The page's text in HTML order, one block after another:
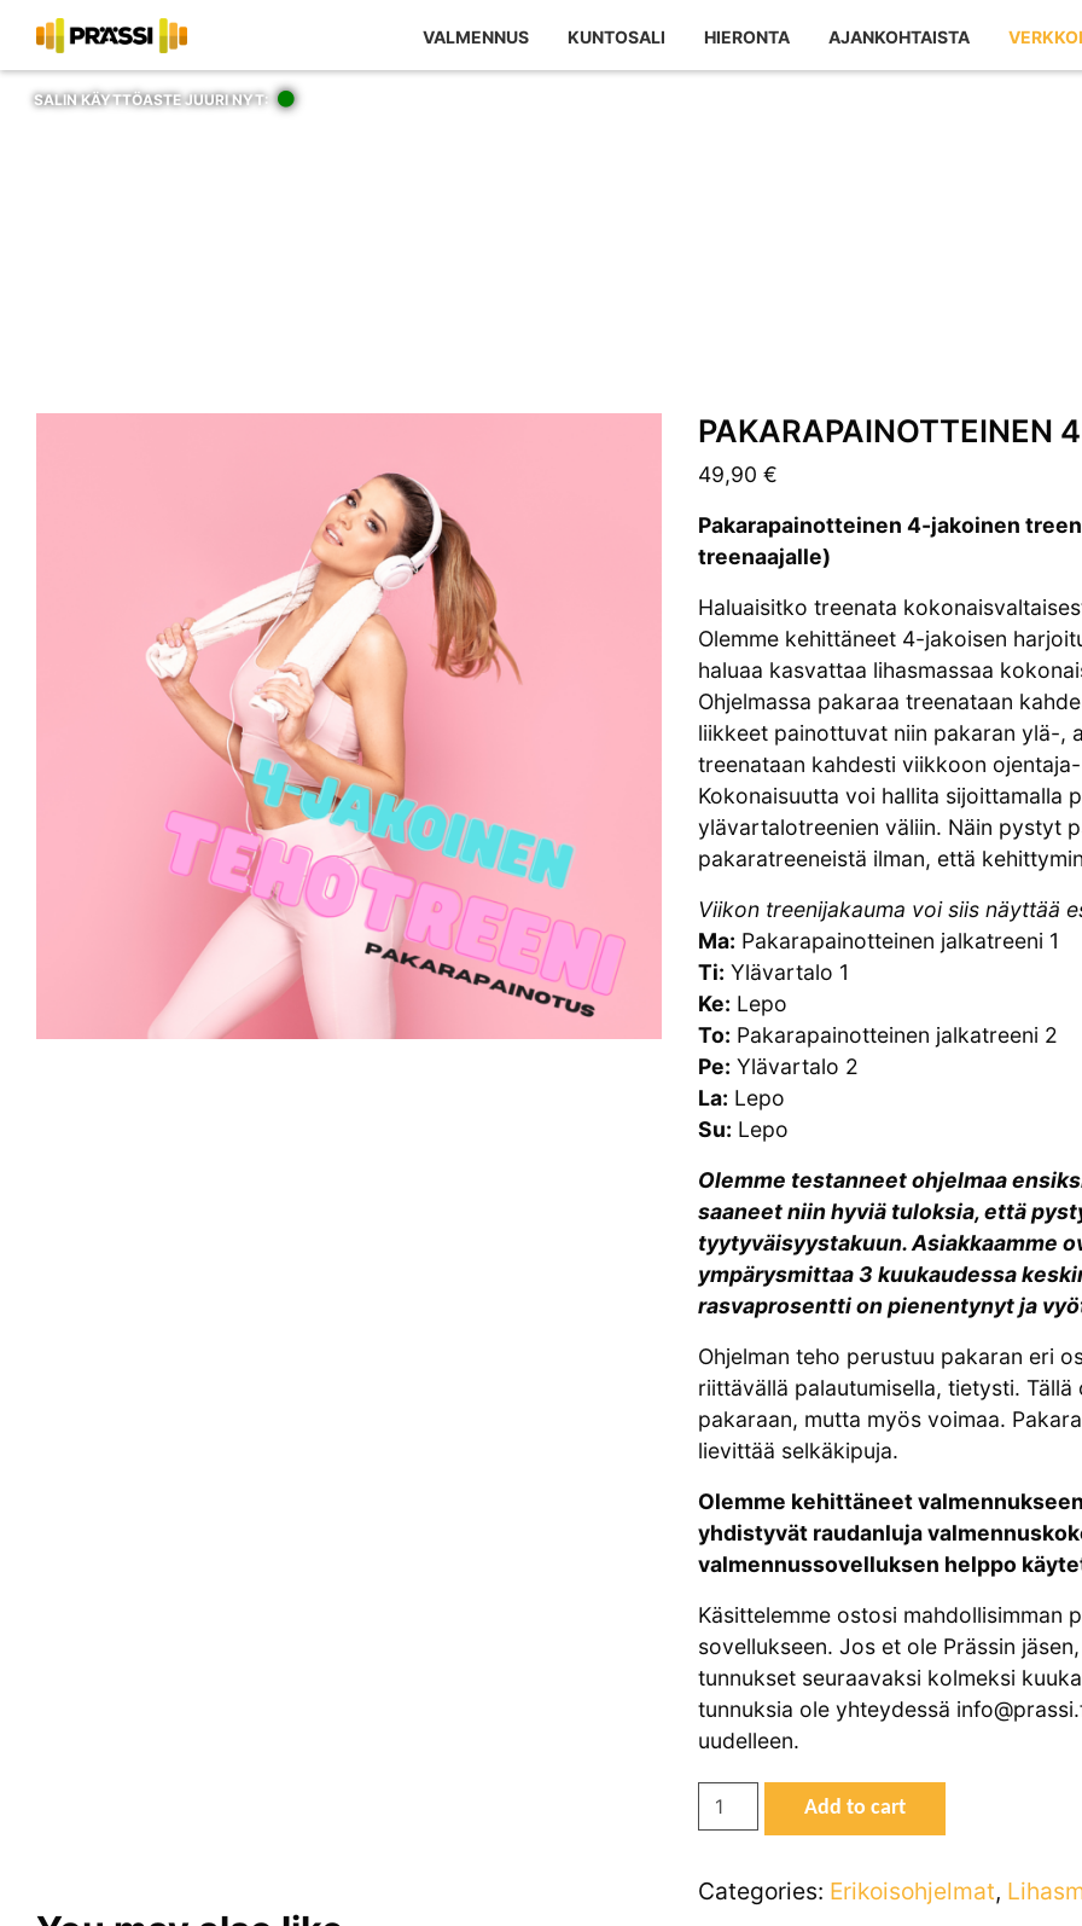
VALMENNUS KUNTOSALI HIERONTA AJANKOHTAISTA
SALIN KÄYTTÖASTE JUURI NYT:
Kaupan sisältö
PAKARAPAINOTTEINEN
49,90 €
Pakarapainotteinen 4-jakoinen
treenaajalle)
Haluaisitko treenata
Olemme kehittäneet 4-jakoisen
haluaa kasvattaa lihasmassaa
Ohjelmassa pakaraa treenataan
liikkeet painottuvat niin pakaran ylä-,
treenataan kahdesti viikkoon
Kokonaisuutta voi hallita sijoittamalla
ylävartalotreenien väliin. Näin pystyt
pakaratreeneistä ilman, että
Viikon treenijakauma voi siis näyttää
Ma: Pakarapainotteinen jalkatreeni 1
Ti: Ylävartalo 1
Ke: Lepo
To: Pakarapainotteinen jalkatreeni 2
Pe: Ylävartalo 2
La: Lepo
Su: Lepo
Olemme testanneet ohjelmaa
saaneet niin hyviä tuloksia, että
tyytyväisyystakuun.Asiakkaamme
ympärysmittaa 3 kuukaudessa
rasvaprosentti on pienentynyt ja
Ohjelman teho perustuu pakaran eri
riittävällä palautumisella, tietysti.
pakaraan, mutta myös voimaa.
lievittää selkäkipuja.
Olemme kehittäneet
yhdistyvät raudanluja
valmennussovelluksen helppo
Käsittelemme ostosi mahdollisimman
sovellukseen. Jos et ole Prässin
tunnukset seuraavaksi kolmeksi
tunnuksia ole yhteydessä
uudelleen.
Pakarapainotteinen
4-
ohjelma
Add to cart
Categories: Erikoisohjelmat,